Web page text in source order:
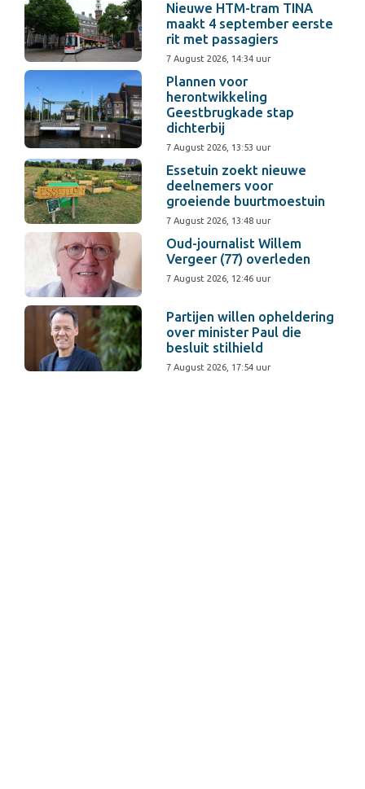
Nieuwe HTM-tram TINA
maakt 4 september eerste
rit met passagiers
7 August 2026, 14:34 uur
Plannen voor
herontwikkeling
Geestbrugkade stap
dichterbij
7 August 2026, 13:53 uur
Essetuin zoekt nieuwe
deelnemers voor
groeiende buurtmoestuin
7 August 2026, 13:48 uur
Oud-journalist Willem
Vergeer (77) overleden
7 August 2026, 12:46 uur
Partijen willen opheldering
over minister Paul die
besluit stilhield
7 August 2026, 17:54 uur